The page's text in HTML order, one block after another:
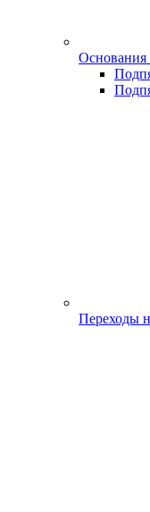
Основания
Переходы